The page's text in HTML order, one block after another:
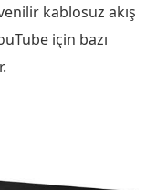
kablosuz akış
için bazı